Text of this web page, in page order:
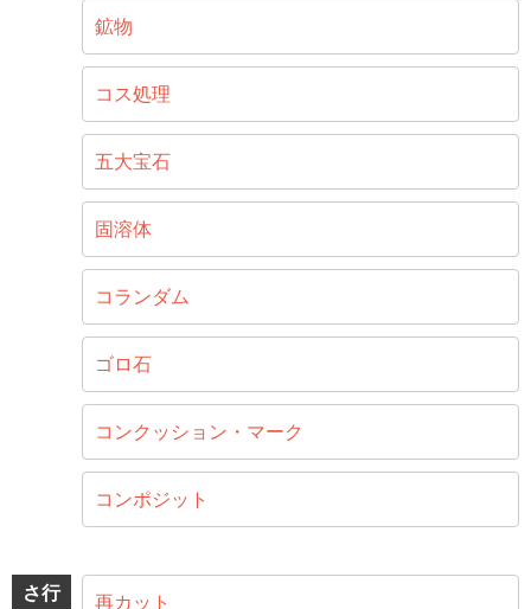
鉱物
コス処理
五大宝石
固溶体
コランダム
ゴロ石
コンクッション・マーク
コンポジット
さ行 再カット